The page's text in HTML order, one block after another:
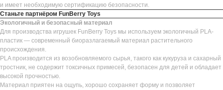
и имеет необходимую сертификацию безопасности.
Станьте партнёром FunBerry Toys
Экологичный и безопасный материал
Для производства игрушек FunBerry Toys мы используем экологичный PLA-
пластик — современный биоразлагаемый материал растительного
происхождения.
PLA производится из возобновляемого сырья, такого как кукуруза и сахарный
тростник, не содержит токсичных примесей, безопасен для детей и обладает
высокой прочностью.
Материал приятен на ощупь, хорошо сохраняет форму и позволяет